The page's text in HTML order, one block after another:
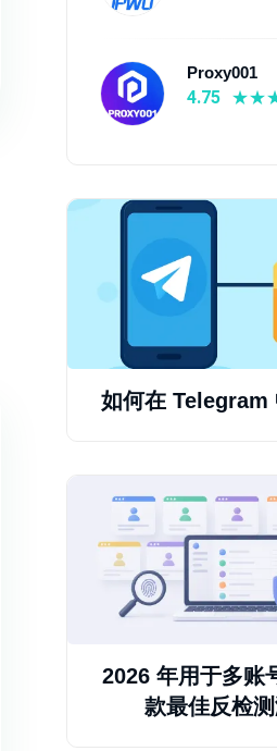
Proxy001
4.75
如何在 Telegram
2026 年用于多账
款最佳反检